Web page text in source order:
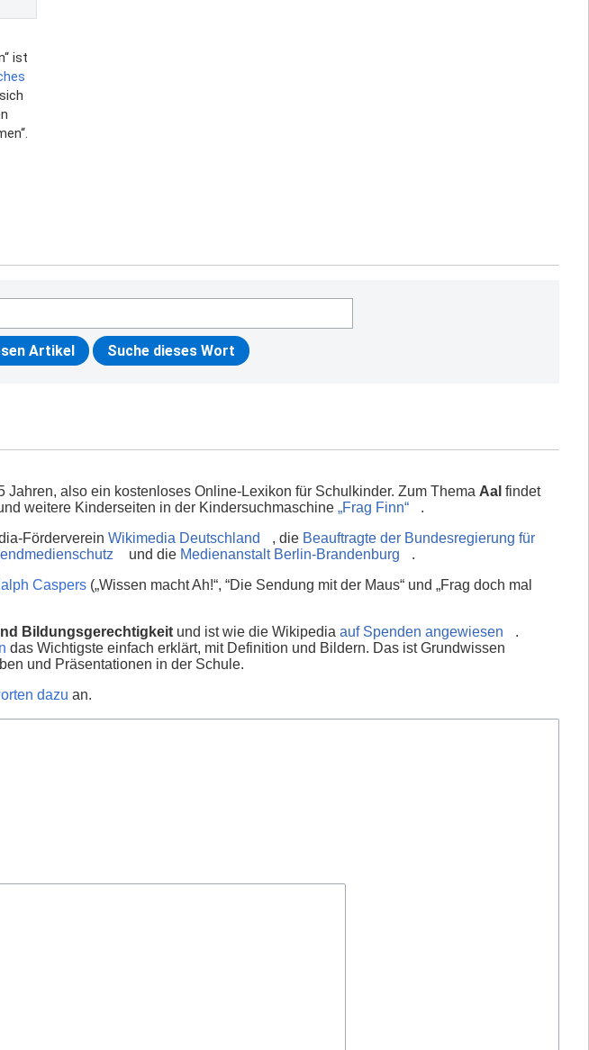
ist
Jahren, also ein kostenloses Online-Lexikon für Schulkinder. Zum Thema Aal findet
weitere Kinderseiten in der Kindersuchmaschine „Frag Finn“
.
Förderverein Wikimedia Deutschland , die Beauftragte der Bundesregierung für
und die Medienanstalt Berlin-Brandenburg
.
Caspers („Wissen macht Ah!“, “Die Sendung mit der Maus“ und „Frag doch mal
Bildungsgerechtigkeit und ist wie die Wikipedia auf Spenden angewiesen
.
das Wichtigste einfach erklärt, mit Definition und Bildern. Das ist Grundwissen
und Präsentationen in der Schule.
dazu an.